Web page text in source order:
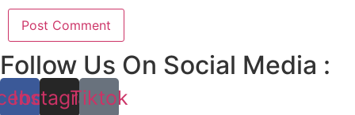
Follow Us On Social Media :
Instagram
Tiktok